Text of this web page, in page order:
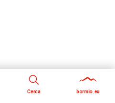
Cerca bormio.eu